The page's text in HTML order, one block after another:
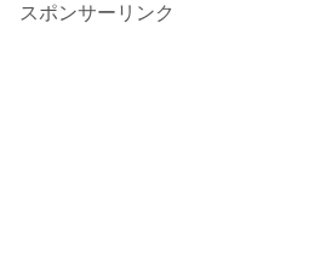
スポンサーリンク